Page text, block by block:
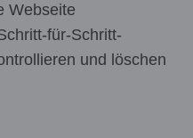
Webseite
für-Schritt-
und löschen